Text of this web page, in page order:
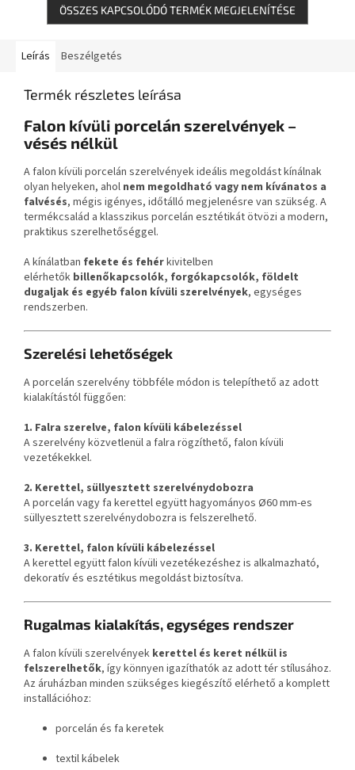
ÖSSZES KAPCSOLÓDÓ TERMÉK MEGJELENÍTÉSE
Leírás Beszélgetés
Termék részletes leírása
Falon kívüli porcelán szerelvények –
vésés nélkül
A falon kívüli porcelán szerelvények ideális megoldást kínálnak
olyan helyeken, ahol nem megoldható vagy nem kívánatos a
falvésés, mégis igényes, időtálló megjelenésre van szükség. A
termékcsalád a klasszikus porcelán esztétikát ötvözi a modern,
praktikus szerelhetőséggel.
A kínálatban fekete és fehérkivitelben
elérhetők billenőkapcsolók, forgókapcsolók, földelt
dugaljak és egyéb falon kívüli szerelvények, egységes
rendszerben.
Szerelési lehetőségek
A porcelán szerelvény többféle módon is telepíthető az adott
kialakítástól függően:
1. Falra szerelve, falon kívüli kábelezéssel
A szerelvény közvetlenül a falra rögzíthető, falon kívüli
vezetékekkel.
2. Kerettel, süllyesztett szerelvénydobozra
A porcelán vagy fa kerettel együtt hagyományos Ø60 mm-es
süllyesztett szerelvénydobozra is felszerelhető.
3. Kerettel, falon kívüli kábelezéssel
A kerettel együtt falon kívüli vezetékezéshez is alkalmazható,
dekoratív és esztétikus megoldást biztosítva.
Rugalmas kialakítás, egységes rendszer
A falon kívüli szerelvények kerettel és keret nélkül is
felszerelhetők, így könnyen igazíthatók az adott tér stílusához.
Az áruházban minden szükséges kiegészítő elérhető a komplett
installációhoz:
porcelán és fa keretek
textil kábelek